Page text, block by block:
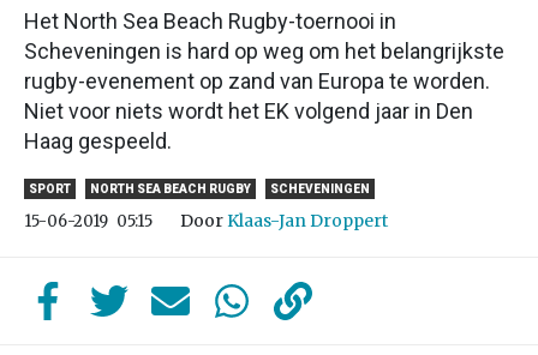
Het North Sea Beach Rugby-toernooi in
Scheveningen is hard op weg om het belangrijkste
rugby-evenement op zand van Europa te worden.
Niet voor niets wordt het EK volgend jaar in Den
Haag gespeeld.
SPORT NORTH SEA BEACH RUGBY SCHEVENINGEN
15-06-2019 05:15 DoorKlaas-Jan Droppert